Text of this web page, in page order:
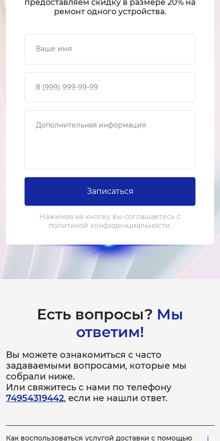
предоставляем скидку в размере 20% на
ремонт одного устройства.
Ваше имя
Ваш телефон
Сообщение
Записаться
Нажимая на кнопку вы соглашаетесь с
политикой конфиденциальности.
Есть вопросы? Мы
ответим!
Вы можете ознакомиться с часто
задаваемыми вопросами, которые мы
собрали ниже.
Или свяжитесь с нами по телефону
74954319442, если не нашли ответ.
Как воспользоваться услугой доставки с помощью